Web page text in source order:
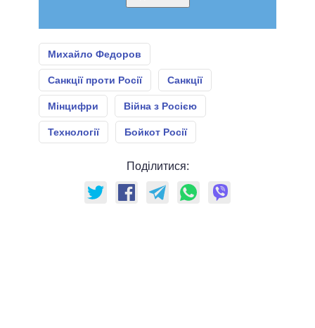
Михайло Федоров
Санкції проти Росії Санкції
Мінцифри Війна з Росією
Технології Бойкот Росії
Поділитися: